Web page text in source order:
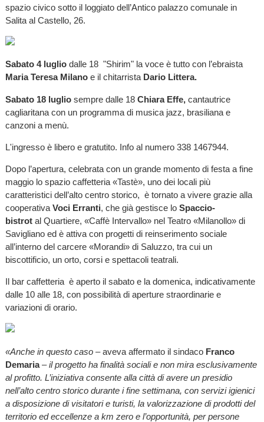
spazio civico sotto il loggiato dell’Antico palazzo comunale in
Salita al Castello, 26.
Sabato 4 lugliodalle 18 "Shirim" la voce è tutto con l’ebraista
Maria Teresa Milanoe il chitarrista Dario Littera.
Sabato 18 lugliosempre dalle 18 Chiara Effe,cantautrice
cagliaritana con un programma di musica jazz, brasiliana e
canzoni a menù.
L'ingresso è libero e gratutito. Info al numero 338 1467944.
Dopo l’apertura, celebrata con un grande momento di festa a fine
maggio lo spazio caffetteria «Tastè», uno dei locali più
caratteristici dell’alto centro storico, è tornato a vivere grazie alla
cooperativa Voci Erranti, che già gestisce lo Spaccio-
bistrot al Quartiere, «Caffè Intervallo» nel Teatro «Milanollo» di
Savigliano ed è attiva con progetti di reinserimento sociale
all’interno del carcere «Morandi» di Saluzzo, tra cui un
biscottificio, un orto, corsi e spettacoli teatrali.
Il bar caffetteria è aperto il sabato e la domenica, indicativamente
dalle 10 alle 18, con possibilità di aperture straordinarie e
variazioni di orario.
«Anche in questo caso – aveva affermato il sindacoFranco
Demaria–il progetto ha finalità sociali e non mira esclusivamente
al profitto. L’iniziativa consente alla città di avere un presidio
nell’alto centro storico durante i fine settimana, con servizi igienici
a disposizione di visitatori e turisti, la valorizzazione di prodotti del
territorio ed eccellenze a km zero e l’opportunità, per persone